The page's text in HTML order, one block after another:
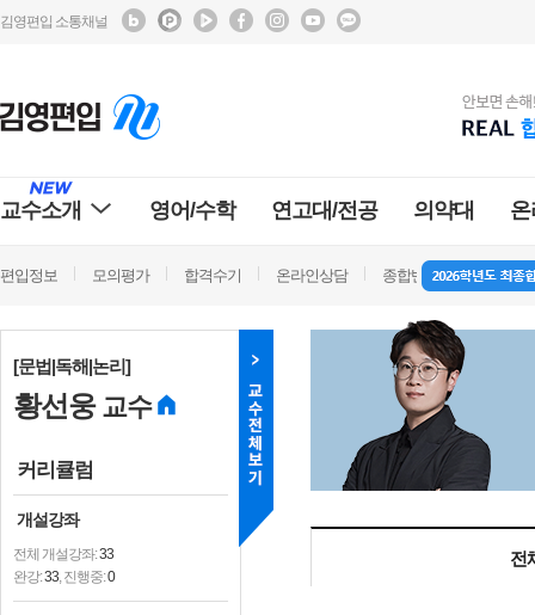
김영편입 소통채널
교수소개 영어/수학 연고대/전공 의약대
편입정보 모의평가 합격수기 온라인상담 종합반 방문상담
[문법|독해|논리]
황선웅교수
커리큘럼
개설강좌
전체 개설강좌:33
완강:33, 진행중:0
전